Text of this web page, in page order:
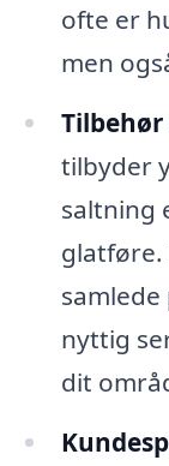
ofte er
men
tilbyder
saltning
glatføre.
nyttig
dit